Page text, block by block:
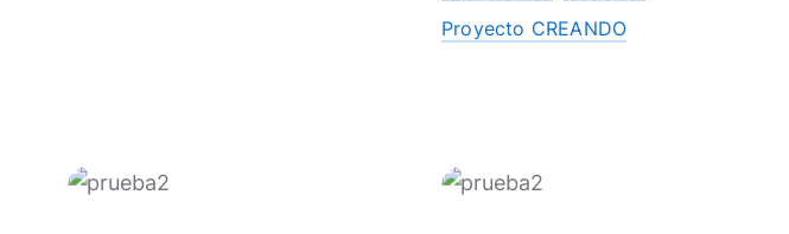
Proyecto CREANDO